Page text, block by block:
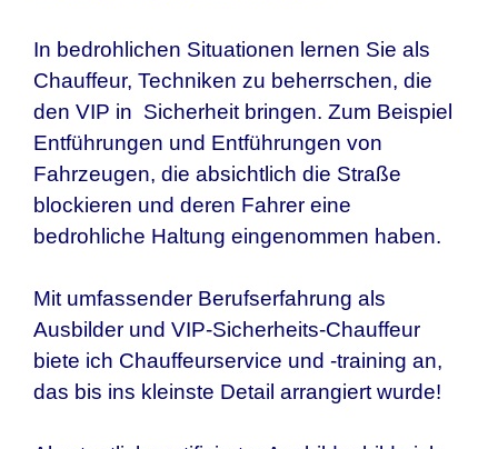
In bedrohlichen Situationen lernen Sie als
Chauffeur, Techniken zu beherrschen, die
den VIP in Sicherheit bringen. Zum Beispiel
Entführungen und Entführungen von
Fahrzeugen, die absichtlich die Straße
blockieren und deren Fahrer eine
bedrohliche Haltung eingenommen haben.
Mit umfassender Berufserfahrung als
Ausbilder und VIP-Sicherheits-Chauffeur
biete ich Chauffeurservice und -training an,
das bis ins kleinste Detail arrangiert wurde!